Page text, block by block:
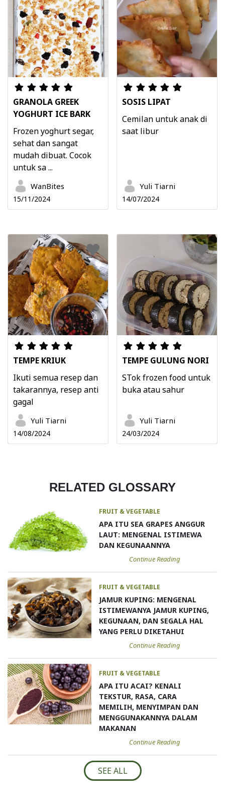
GRANOLA GREEK
YOGHURT ICE BARK
Frozen yoghurt segar,
sehat dan sangat
mudah dibuat. Cocok
untuk sa ...
WanBites
15/11/2024
SOSIS LIPAT
Cemilan untuk anak di
saat libur
Yuli Tiarni
14/07/2024
TEMPE KRIUK
Ikuti semua resep dan
takarannya, resep anti
gagal
Yuli Tiarni
14/08/2024
TEMPE GULUNG NORI
STok frozen food untuk
buka atau sahur
Yuli Tiarni
24/03/2024
RELATED GLOSSARY
FRUIT & VEGETABLE
APA ITU SEA GRAPES ANGGUR
LAUT: MENGENAL ISTIMEWA
DAN KEGUNAANNYA
Continue Reading
FRUIT & VEGETABLE
JAMUR KUPING: MENGENAL
ISTIMEWANYA JAMUR KUPING,
KEGUNAAN, DAN SEGALA HAL
YANG PERLU DIKETAHUI
Continue Reading
FRUIT & VEGETABLE
APA ITU ACAI? KENALI
TEKSTUR, RASA, CARA
MEMILIH, MENYIMPAN DAN
MENGGUNAKANNYA DALAM
MAKANAN
Continue Reading
SEE ALL